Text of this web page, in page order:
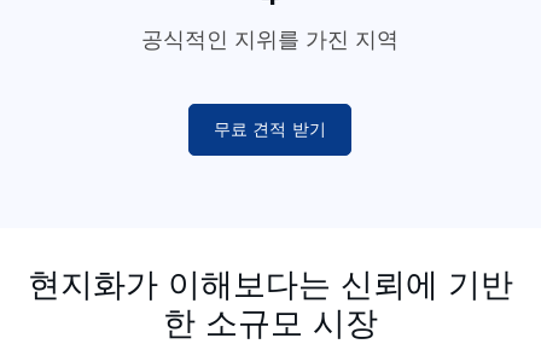
공식적인 지위를 가진 지역
무료 견적 받기
현지화가 이해보다는 신뢰에 기반
한 소규모 시장